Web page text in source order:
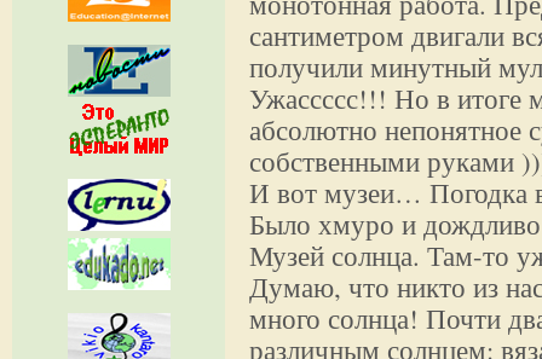
сантиметром двигали
получили минутный
Ужассссс!!! Но в итоге
абсолютно непонятное
собственными руками
И вот музеи… Погодка
Было хмуро и
Музей солнца. Там-то
Думаю, что никто из
много солнца! Почти
различным солнцем: